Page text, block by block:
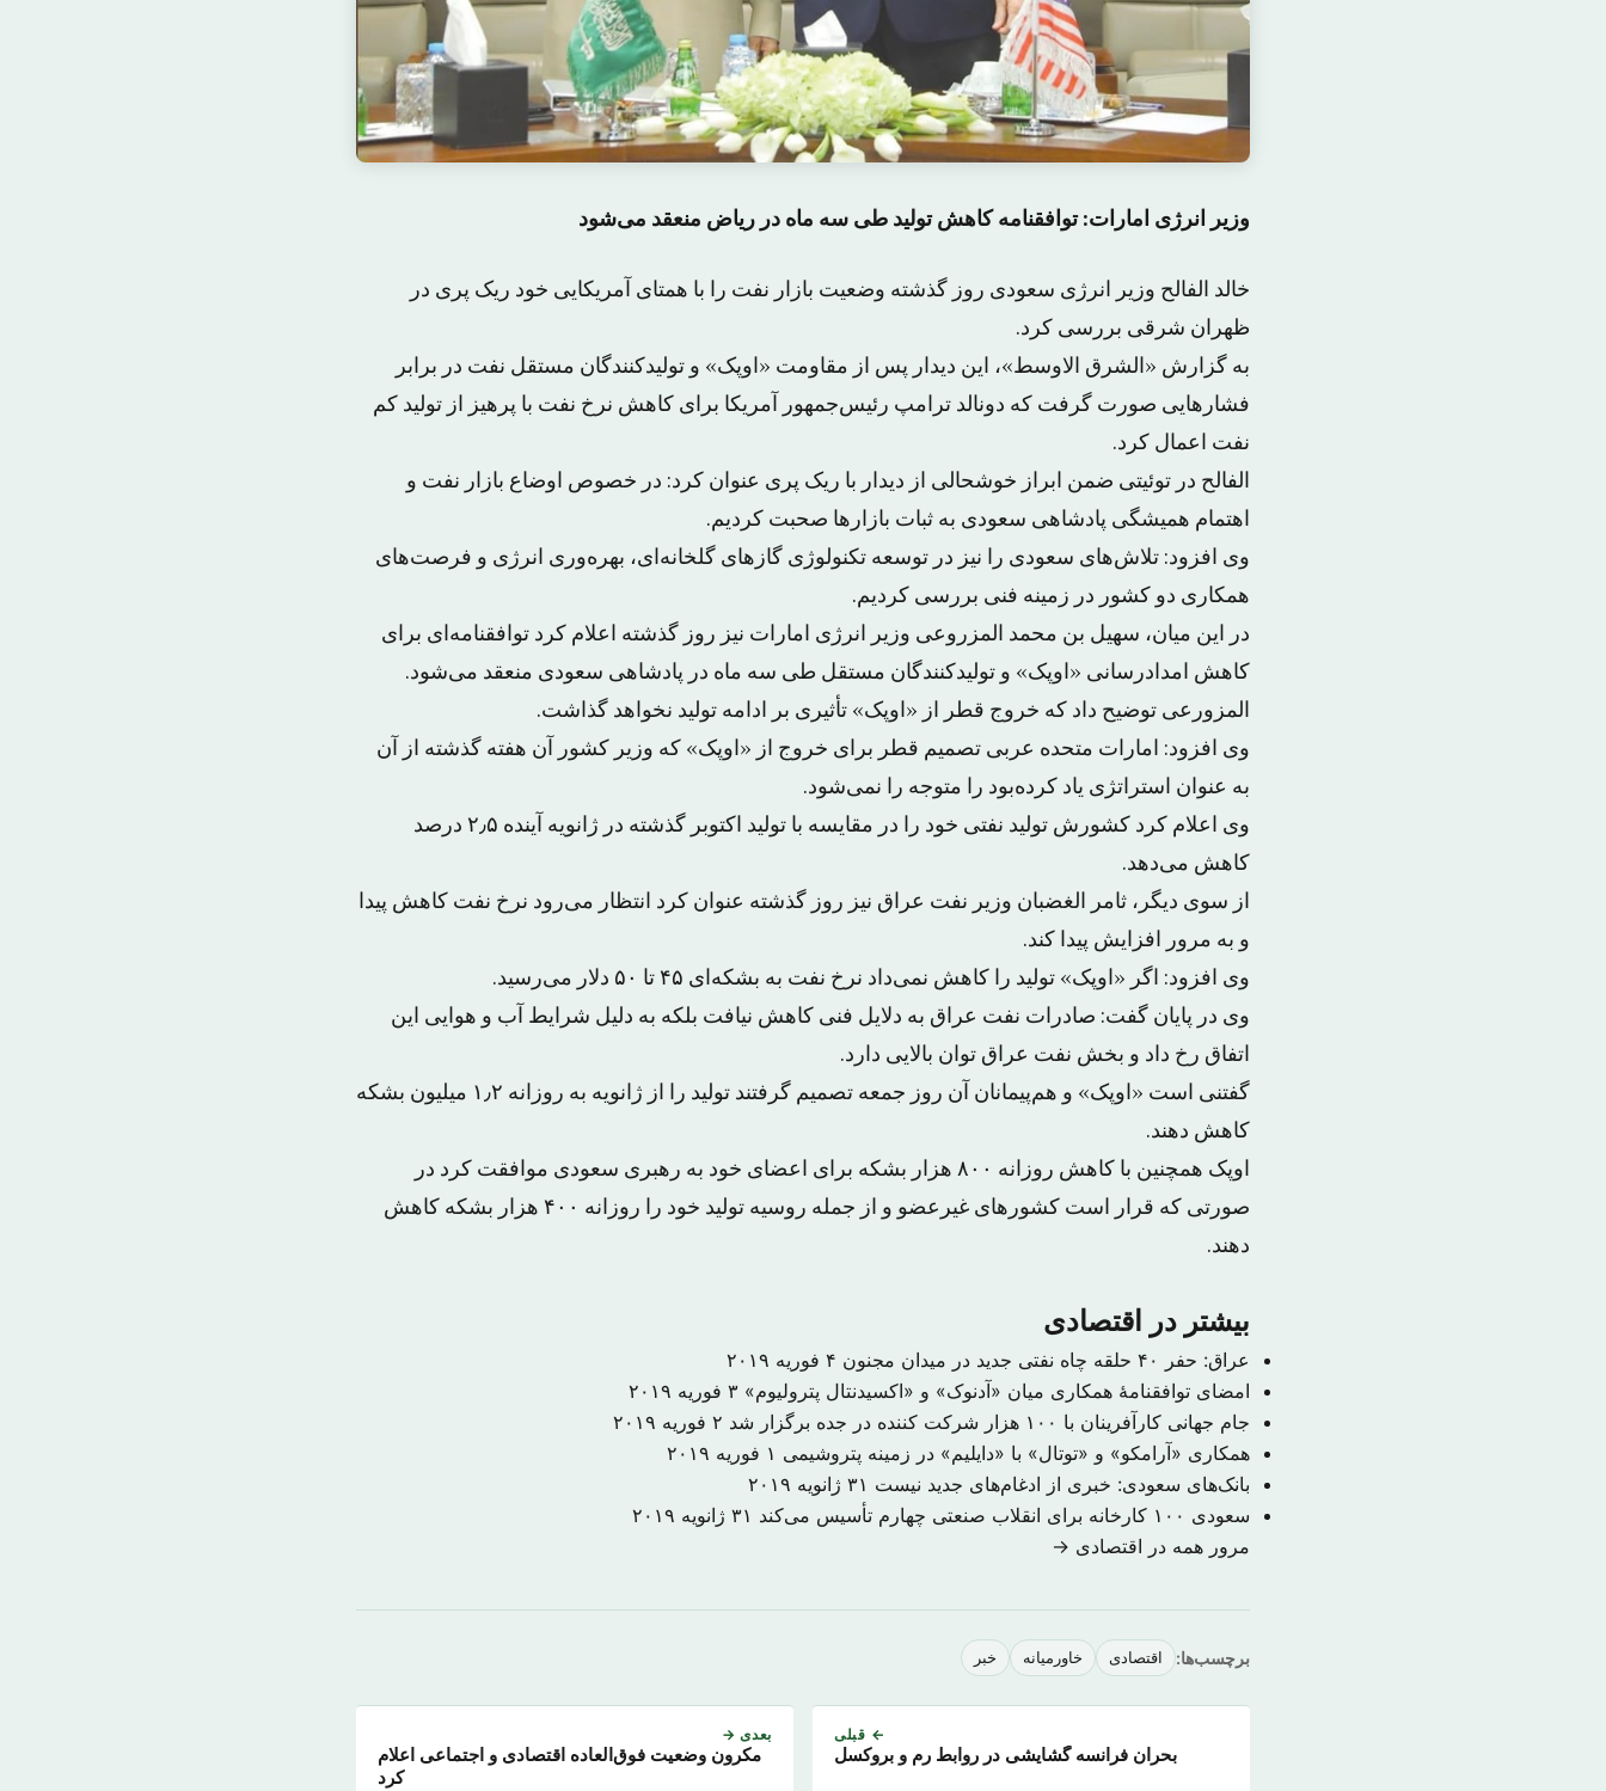
وزیر انرژی امارات: توافقنامه کاهش تولید طی سه ماه در ریاض منعقد می‌شود
خالد الفالح وزیر انرژی سعودی روز گذشته وضعیت بازار نفت را با همتای آمریکایی خود ریک پری در
ظهران شرقی بررسی کرد.
به گزارش «الشرق الاوسط»، این دیدار پس از مقاومت «اوپک» و تولیدکنندگان مستقل نفت در برابر
فشارهایی صورت گرفت که دونالد ترامپ رئیس‌جمهور آمریکا برای کاهش نرخ نفت با پرهیز از تولید کم
نفت اعمال کرد.
الفالح در توئیتی ضمن ابراز خوشحالی از دیدار با ریک پری عنوان کرد: در خصوص اوضاع بازار نفت و
اهتمام همیشگی پادشاهی سعودی به ثبات بازارها صحبت کردیم.
وی افزود: تلاش‌های سعودی را نیز در توسعه تکنولوژی گازهای گلخانه‌ای، بهره‌وری انرژی و فرصت‌های
همکاری دو کشور در زمینه فنی بررسی کردیم.
در این میان، سهیل بن محمد المزروعی وزیر انرژی امارات نیز روز گذشته اعلام کرد توافقنامه‌ای برای
کاهش امدادرسانی «اوپک» و تولیدکنندگان مستقل طی سه ماه در پادشاهی سعودی منعقد می‌شود.
المزورعی توضیح داد که خروج قطر از «اوپک» تأثیری بر ادامه تولید نخواهد گذاشت.
وی افزود: امارات متحده عربی تصمیم قطر برای خروج از «اوپک» که وزیر کشور آن هفته گذشته از آن
به عنوان استراتژی یاد کرده‌بود را متوجه را نمی‌شود.
وی اعلام کرد کشورش تولید نفتی خود را در مقایسه با تولید اکتوبر گذشته در ژانویه آینده ۲٫۵ درصد
کاهش می‌دهد.
از سوی دیگر، ثامر الغضبان وزیر نفت عراق نیز روز گذشته عنوان کرد انتظار می‌رود نرخ نفت کاهش پیدا
و به مرور افزایش پیدا کند.
وی افزود: اگر «اوپک» تولید را کاهش نمی‌داد نرخ نفت به بشکه‌ای ۴۵ تا ۵۰ دلار می‌رسید.
وی در پایان گفت: صادرات نفت عراق به دلایل فنی کاهش نیافت بلکه به دلیل شرایط آب و هوایی این
اتفاق رخ داد و بخش نفت عراق توان بالایی دارد.
گفتنی است «اوپک» و هم‌پیمانان آن روز جمعه تصمیم گرفتند تولید را از ژانویه به روزانه ۱٫۲ میلیون بشکه
کاهش دهند.
اوپک همچنین با کاهش روزانه ۸۰۰ هزار بشکه برای اعضای خود به رهبری سعودی موافقت کرد در
صورتی که قرار است کشورهای غیرعضو و از جمله روسیه تولید خود را روزانه ۴۰۰ هزار بشکه کاهش
دهند.
بیشتر در اقتصادی
عراق: حفر ۴۰ حلقه چاه نفتی جدید در میدان مجنون
۴ فوریه ۲۰۱۹
امضای توافقنامهٔ همکاری میان «آدنوک» و «اکسیدنتال پترولیوم» ۳ فوریه ۲۰۱۹
جام جهانی کارآفرینان با ۱۰۰ هزار شرکت کننده در جده برگزار شد
۲ فوریه ۲۰۱۹
همکاری «آرامکو» و «توتال» با «دایلیم» در زمینه پتروشیمی ۱ فوریه ۲۰۱۹
بانک‌های سعودی: خبری از ادغام‌های جدید نیست ۳۱ ژانویه ۲۰۱۹
سعودی ۱۰۰ کارخانه برای انقلاب صنعتی چهارم تأسیس می‌کند
۳۱ ژانویه ۲۰۱۹
مرور همه در اقتصادی →
برچسب‌ها: اقتصادی خاورمیانه خبر
← قبلی
بحران فرانسه گشایشی در روابط رم و بروکسل
بعدی →
مکرون وضعیت فوق‌العاده اقتصادی و اجتماعی اعلام
کرد